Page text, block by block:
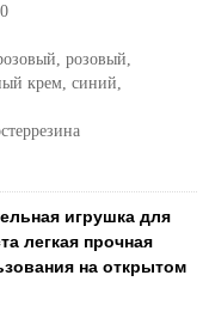
розовый,
крем, синий,
игрушка для
легкая прочная
на открытом